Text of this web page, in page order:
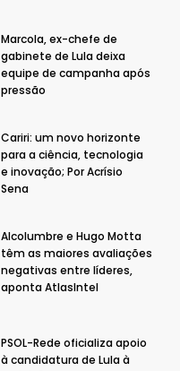
Marcola, ex-chefe de
gabinete de Lula deixa
equipe de campanha após
pressão
Cariri: um novo horizonte
para a ciência, tecnologia
e inovação; Por Acrísio
Sena
Alcolumbre e Hugo Motta
têm as maiores avaliações
negativas entre líderes,
aponta AtlasIntel
PSOL-Rede oficializa apoio
à candidatura de Lula à